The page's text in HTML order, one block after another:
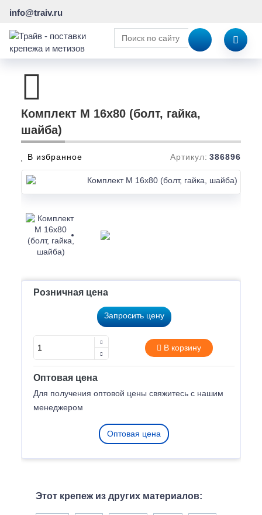
info@traiv.ru
Комплект М 16х80 (болт, гайка,
шайба)
В избранное Артикул: 386896
Розничная цена
Запросить цену
В корзину
Оптовая цена
Для получения оптовой цены свяжитесь с нашим
менеджером
Оптовая цена
Этот крепеж из других материалов: